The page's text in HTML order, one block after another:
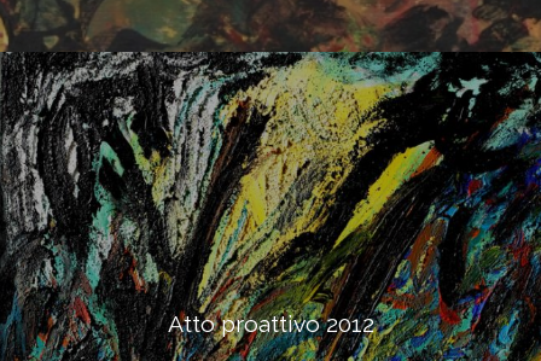
Atto proattivo 2012